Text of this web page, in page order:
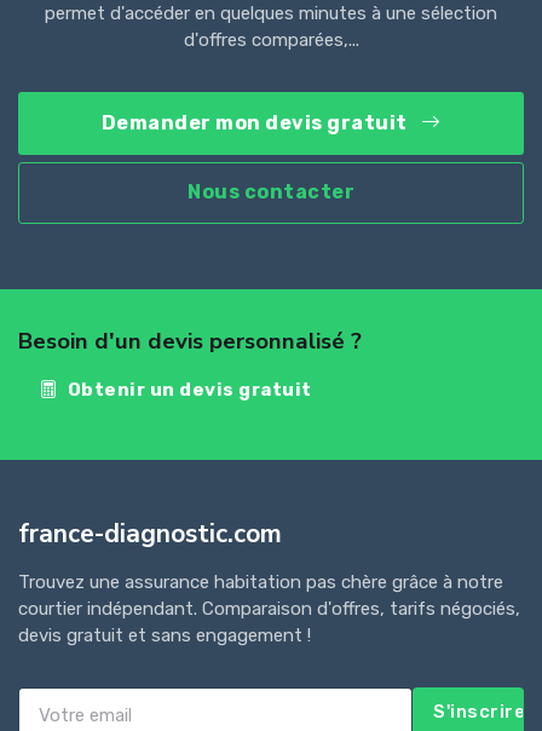
permet d'accéder en quelques minutes à une sélection
d'offres comparées,...
Demander mon devis gratuit
Nous contacter
Besoin d'un devis personnalisé ?
Obtenir un devis gratuit
france-diagnostic.com
Trouvez une assurance habitation pas chère grâce à notre
courtier indépendant. Comparaison d'offres, tarifs négociés,
devis gratuit et sans engagement !
S'inscrire